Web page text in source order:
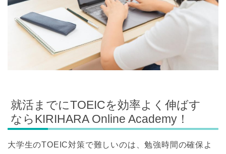
就活までにTOEICを効率よく伸ばす
ならKIRIHARA Online Academy！
大学生のTOEIC対策で難しいのは、勉強時間の確保よ